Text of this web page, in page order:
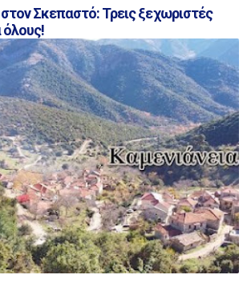
Σκεπαστό: Τρεις ξεχωριστές
όλους!